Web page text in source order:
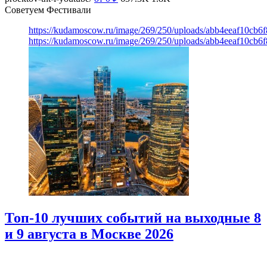
Советуем Фестивали
https://kudamoscow.ru/image/269/250/uploads/
https://kudamoscow.ru/image/269/250/uploads/
Топ-10 лучших событий на выходные 8
и 9 августа в Москве 2026